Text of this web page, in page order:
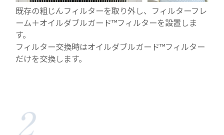
既存の粗じんフィルターを取り外し、フィルターフレ
ーム＋オイルダブルガード™フィルターを設置しま
す。
フィルター交換時はオイルダブルガード™フィルター
だけを交換します。